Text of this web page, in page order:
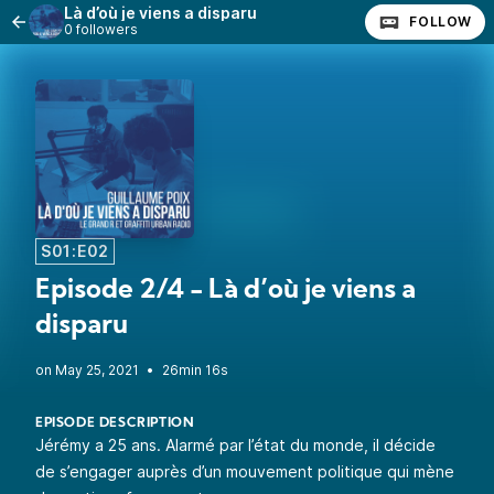
Là d’où je viens a disparu
0 followers FOLLOW
S01:E02
Episode 2/4 - Là d’où je viens a
disparu
• 26min 16s
EPISODE DESCRIPTION
Jérémy a 25 ans. Alarmé par l’état du monde, il décide
de s’engager auprès d’un mouvement politique qui mène